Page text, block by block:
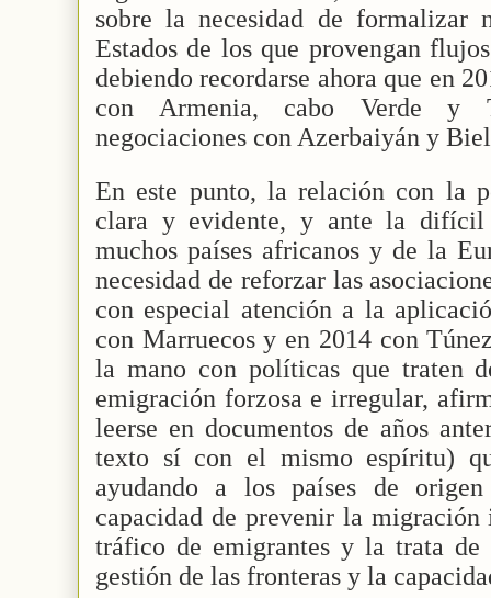
sobre la necesidad de formalizar
Estados de los que provengan
debiendo recordarse ahora que en
con Armenia, cabo Verde y
negociaciones con Azerbaiyán y
En este punto, la relación con la
clara y evidente, y ante la
muchos países africanos y de la
necesidad de reforzar las
con especial atención a la
con Marruecos y en 2014 con
la mano con políticas que traten
emigración forzosa e irregular,
leerse en documentos de años
texto sí con el mismo espíritu)
ayudando a los países de
capacidad de prevenir la
tráfico de emigrantes y la trata de
gestión de las fronteras y la